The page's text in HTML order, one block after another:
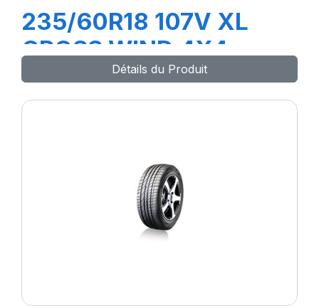
235/60R18 107V XL
CROSS WIND 4X4
Détails du Produit